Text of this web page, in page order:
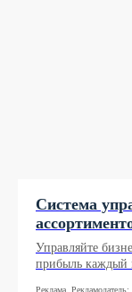
Система
Управляйте
прибыль каждый
Реклама.